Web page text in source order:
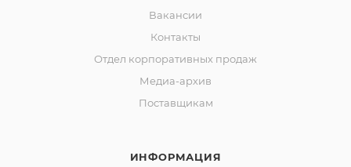
Вакансии
Контакты
Отдел корпоративных продаж
Медиа-архив
Поставщикам
ИНФОРМАЦИЯ